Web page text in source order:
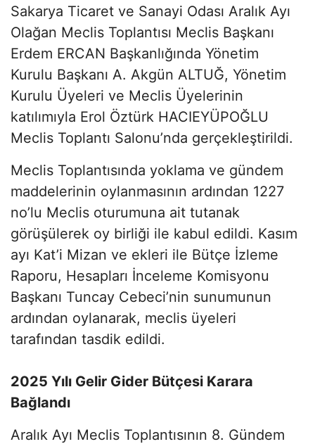
Sakarya Ticaret ve Sanayi Odası Aralık Ayı
Olağan Meclis Toplantısı Meclis Başkanı
Erdem ERCAN Başkanlığında Yönetim
Kurulu Başkanı A. Akgün ALTUĞ, Yönetim
Kurulu Üyeleri ve Meclis Üyelerinin
katılımıyla Erol Öztürk HACIEYÜPOĞLU
Meclis Toplantı Salonu’nda gerçekleştirildi.
Meclis Toplantısında yoklama ve gündem
maddelerinin oylanmasının ardından 1227
no’lu Meclis oturumuna ait tutanak
görüşülerek oy birliği ile kabul edildi. Kasım
ayı Kat’i Mizan ve ekleri ile Bütçe İzleme
Raporu, Hesapları İnceleme Komisyonu
Başkanı Tuncay Cebeci’nin sunumunun
ardından oylanarak, meclis üyeleri
tarafından tasdik edildi.
2025 Yılı Gelir Gider Bütçesi Karara
Bağlandı
Aralık Ayı Meclis Toplantısının 8. Gündem